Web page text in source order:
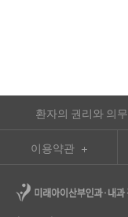
환자의 권리와 의무
이용약관